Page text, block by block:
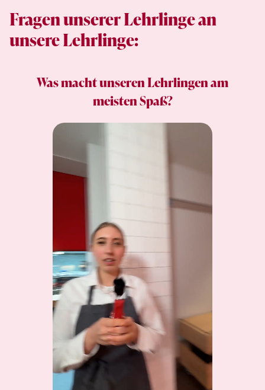
Fragen unserer Lehrlinge an
unsere Lehrlinge:
Was macht unseren Lehrlingen am
meisten Spaß?